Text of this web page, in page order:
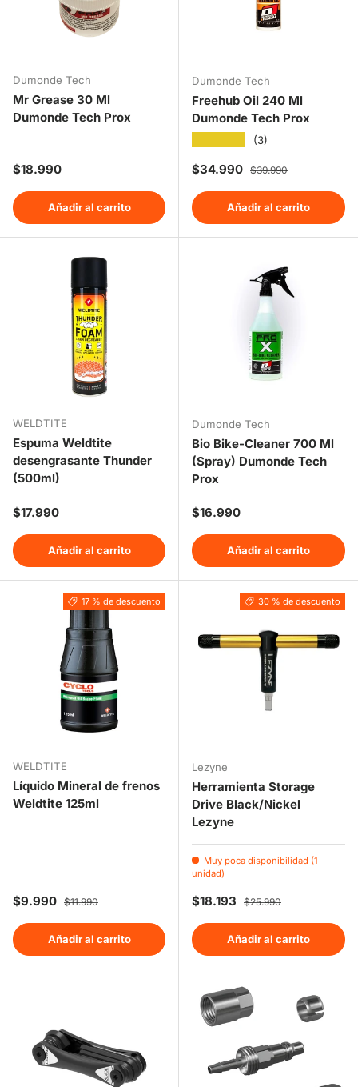
Dumonde Tech
Mr Grease 30 Ml
Dumonde Tech Prox
Precio normal
$18.990
Añadir al carrito
Dumonde Tech
Freehub Oil 240 Ml
Dumonde Tech Prox
(3)
Precio de venta
$34.990 Precio normal
$39.990
Añadir al carrito
WELDTITE
Espuma Weldtite
desengrasante Thunder
(500ml)
Precio normal
$17.990
Añadir al carrito
Dumonde Tech
Bio Bike-Cleaner 700 Ml
(Spray) Dumonde Tech
Prox
Precio normal
$16.990
Añadir al carrito
17 % de descuento
WELDTITE
Líquido Mineral de frenos
Weldtite 125ml
Precio de venta
$9.990 Precio normal
$11.990
Añadir al carrito
30 % de descuento
Lezyne
Herramienta Storage
Drive Black/Nickel
Lezyne
Muy poca disponibilidad (1
unidad)
Precio de venta
$18.193 Precio normal
$25.990
Añadir al carrito